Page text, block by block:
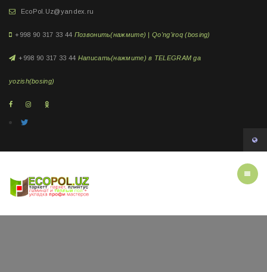
EcoPol.Uz@yandex.ru
+998 90 317 33 44 Позвонить(нажмите) | Qo'ng'iroq (bosing)
+998 90 317 33 44 Написать(нажмите) в TELEGRAM ga
yozish(bosing)